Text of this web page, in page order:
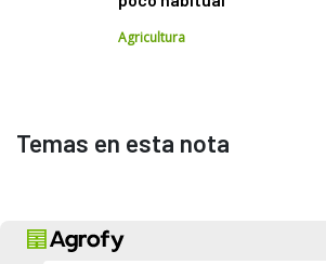
Agricultura
Temas en esta nota